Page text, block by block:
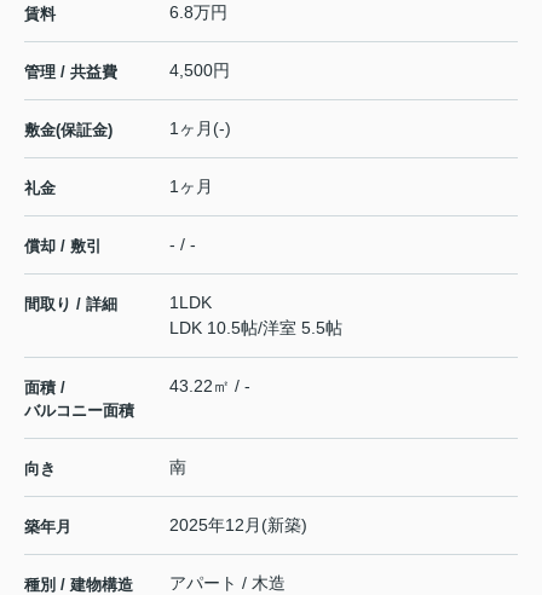
賃料 6.8万円
管理 / 共益費 4,500円
敷金(保証金) 1ヶ月(-)
礼金 1ヶ月
償却 / 敷引 - / -
間取り / 詳細
1LDK
LDK 10.5帖/洋室 5.5帖
面積 /
バルコニー面積
43.22㎡ / -
向き 南
築年月 2025年12月(新築)
種別 / 建物構造 アパート / 木造